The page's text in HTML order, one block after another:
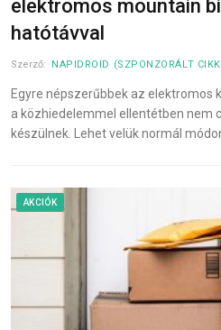
elektromos mountain
hatótávval
Szerző: NAPIDROID (SZPONZORÁLT
Egyre népszerűbbek az elektromos
a közhiedelemmel ellentétben nem
készülnek. Lehet velük normál
AKCIÓK